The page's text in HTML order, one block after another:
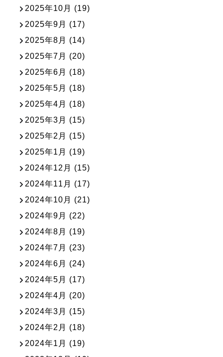
2025年10月 (19)
2025年9月 (17)
2025年8月 (14)
2025年7月 (20)
2025年6月 (18)
2025年5月 (18)
2025年4月 (18)
2025年3月 (15)
2025年2月 (15)
2025年1月 (19)
2024年12月 (15)
2024年11月 (17)
2024年10月 (21)
2024年9月 (22)
2024年8月 (19)
2024年7月 (23)
2024年6月 (24)
2024年5月 (17)
2024年4月 (20)
2024年3月 (15)
2024年2月 (18)
2024年1月 (19)